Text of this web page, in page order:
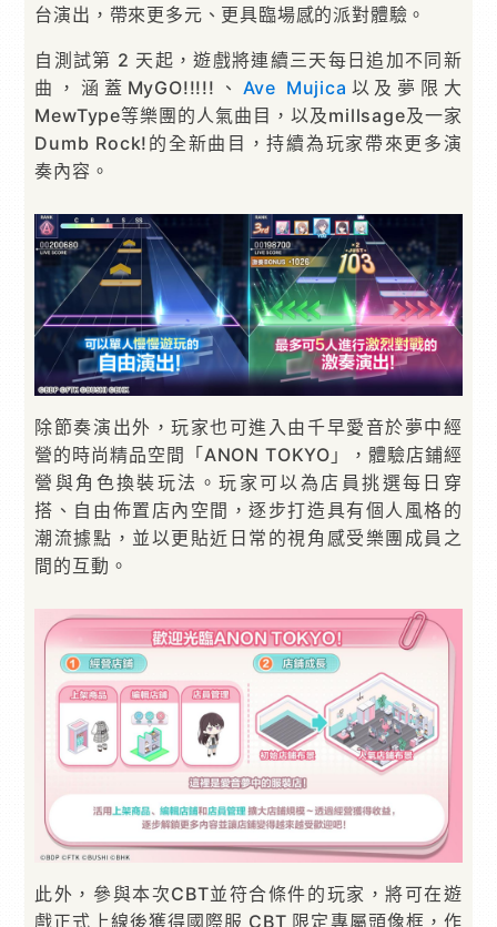
台演出，帶來更多元、更具臨場感的派對體驗。
自測試第 2 天起，遊戲將連續三天每日追加不同新
曲，涵蓋MyGO!!!!!、 Ave Mujica 以及夢限大
MewType等樂團的人氣曲目，以及millsage及一家
Dumb Rock!的全新曲目，持續為玩家帶來更多演
奏內容。
除節奏演出外，玩家也可進入由千早愛音於夢中經
營的時尚精品空間「ANON TOKYO」，體驗店鋪經
營與角色換裝玩法。玩家可以為店員挑選每日穿
搭、自由佈置店內空間，逐步打造具有個人風格的
潮流據點，並以更貼近日常的視角感受樂團成員之
間的互動。
此外，參與本次CBT並符合條件的玩家，將可在遊
戲正式上線後獲得國際服 CBT 限定專屬頭像框，作